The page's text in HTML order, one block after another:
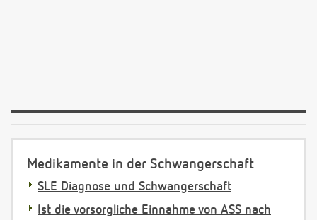
Medikamente in der Schwangerschaft
SLE Diagnose und Schwangerschaft
Ist die vorsorgliche Einnahme von ASS nach